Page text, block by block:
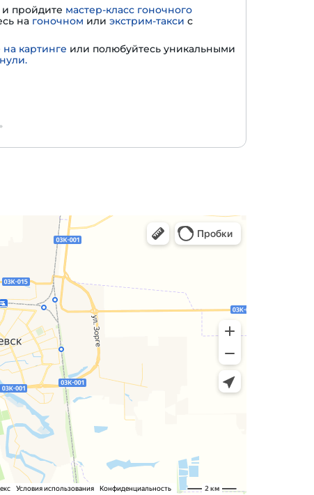
пройдите мастер-класс гоночного
на гоночном или экстрим-такси с
на картинге или полюбуйтесь уникальными